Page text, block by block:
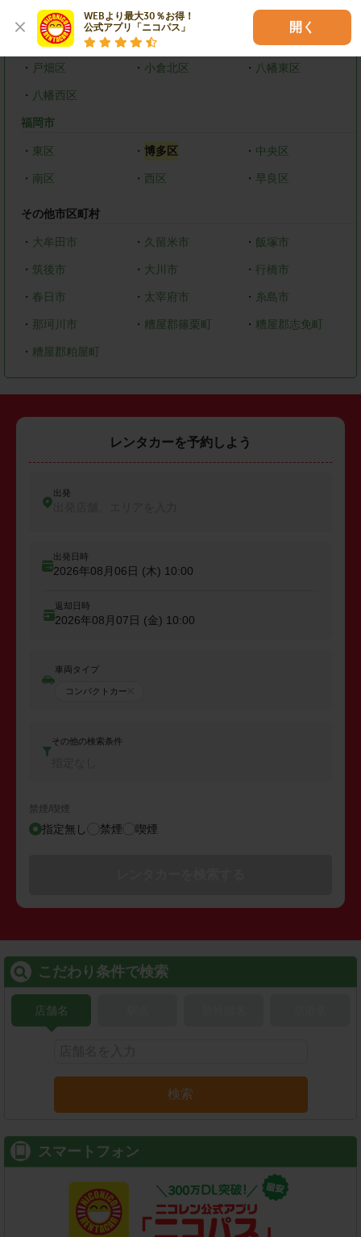
WEBより最大30％お得！
公式アプリ「ニコパス」
開く
福岡県
北九州市
・ 戸畑区 ・ 小倉北区 ・ 八幡東区
・ 八幡西区
福岡市
・ 東区 ・ 博多区 ・ 中央区
・ 南区 ・ 西区 ・早良区
その他市区町村
・ 大牟田市 ・ 久留米市 ・ 飯塚市
・ 筑後市 ・ 大川市 ・行橋市
・ 春日市 ・ 太宰府市 ・ 糸島市
・ 那珂川市 ・ 糟屋郡篠栗町 ・ 糟屋郡志免町
・ 糟屋郡粕屋町
レンタカーを予約しよう
出発
出発日時
2026年08月06日 (木) 10:00
返却日時
2026年08月07日 (金) 10:00
車両タイプ
コンパクトカー
その他の検索条件
禁煙/喫煙
指定無し 禁煙 喫煙
こだわり条件で検索
店舗名
検索
スマートフォン